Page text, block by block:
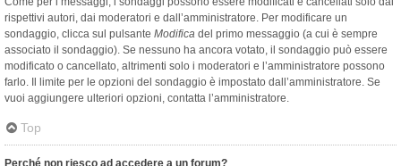
rispettivi autori, dai moderatori e dall’amministratore. Per modificare un
sondaggio, clicca sul pulsante Modifica del primo messaggio (a cui è sempre
associato il sondaggio). Se nessuno ha ancora votato, il sondaggio può essere
modificato o cancellato, altrimenti solo i moderatori e l’amministratore possono
farlo. Il limite per le opzioni del sondaggio è impostato dall’amministratore. Se
vuoi aggiungere ulteriori opzioni, contatta l’amministratore.
Top
Perché non riesco ad accedere a un forum?